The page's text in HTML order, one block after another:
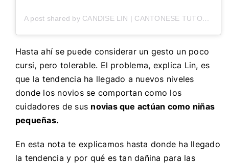
A post shared by CANDISE LIN | CANTONESE TUTOR (@dr.candiselin)
Hasta ahí se puede considerar un gesto un poco
cursi, pero tolerable. El problema, explica Lin, es
que la tendencia ha llegado a nuevos niveles
donde los novios se comportan como los
cuidadores de sus novias que actúan como niñas
pequeñas.
En esta nota te explicamos hasta donde ha llegado
la tendencia y por qué es tan dañina para las